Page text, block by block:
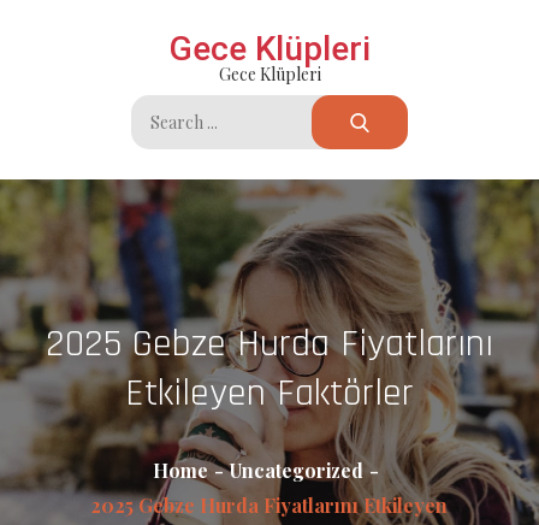
Gece Klüpleri
Gece Klüpleri
Search
for:
2025 Gebze Hurda Fiyatlarını
Etkileyen Faktörler
Home
Uncategorized
2025 Gebze Hurda Fiyatlarını Etkileyen